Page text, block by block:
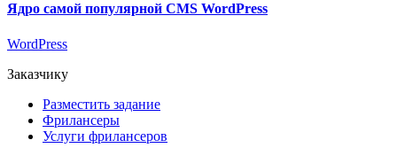
Ядро самой популярной CMS WordPress
WordPress
Заказчику
Разместить задание
Фрилансеры
Услуги фрилансеров